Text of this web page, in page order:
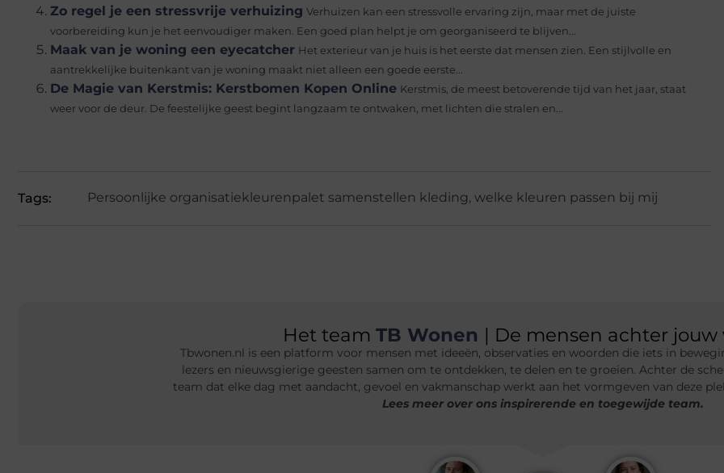
Zo regel je een stressvrije verhuizing Verhuizen kan een stressvolle ervaring zijn, maar met de juiste
voorbereiding kun je het eenvoudiger maken. Een goed plan helpt je om georganiseerd te blijven...
Maak van je woning een eyecatcher Het exterieur van je huis is het eerste dat mensen zien. Een stijlvolle en
aantrekkelijke buitenkant van je woning maakt niet alleen een goede eerste...
De Magie van Kerstmis: Kerstbomen Kopen Online Kerstmis, de meest betoverende tijd van het jaar, staat
weer voor de deur. De feestelijke geest begint langzaam te ontwaken, met lichten die stralen en...
Tags: Persoonlijke organisatie kleurenpalet samenstellen kleding, welke kleuren passen bij mij
Het team TB Wonen | De mensen achter jouw
Tbwonen.nl is een platform voor mensen met ideeën, observaties en woorden die iets in
lezers en nieuwsgierige geesten samen om te ontdekken, te delen en te groeien. Achter de
team dat elke dag met aandacht, gevoel en vakmanschap werkt aan het vormgeven van deze
Lees meer over ons inspirerende en toegewijde team.